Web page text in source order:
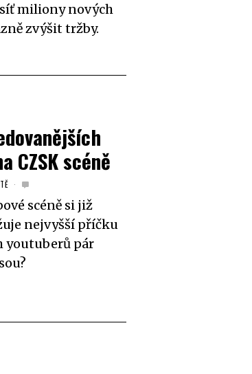
miliony nových
zvýšit tržby.
CZSK scéně
scéně si již
nejvyšší příčku
youtuberů pár